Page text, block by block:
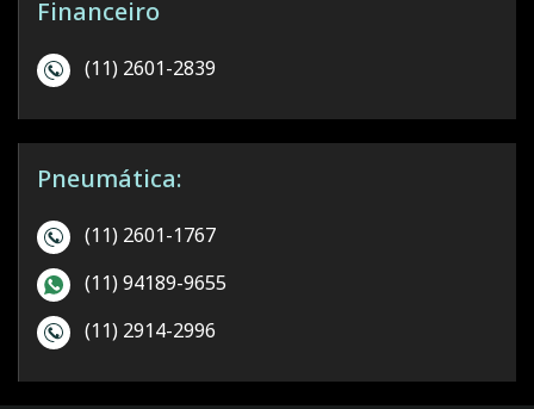
Financeiro
(11) 2601-2839
Pneumática:
(11) 2601-1767
(11) 94189-9655
(11) 2914-2996